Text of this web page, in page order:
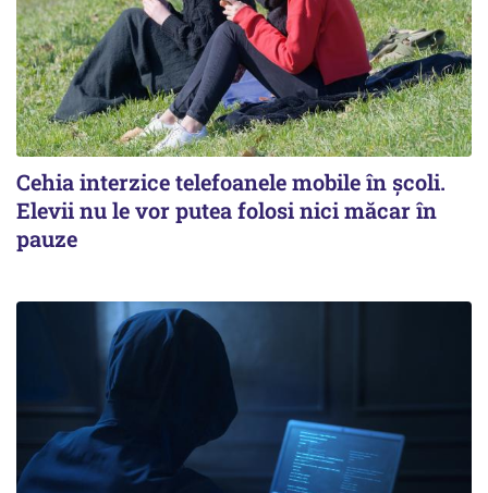
Cehia interzice telefoanele mobile în școli.
Elevii nu le vor putea folosi nici măcar în
pauze